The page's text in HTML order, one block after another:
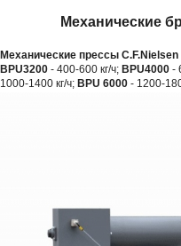
Механические
Механические прессы C.F.Nielsen
BPU3200 - 400-600 кг/ч; BPU4000 -
1000-1400 кг/ч; BPU 6000 - 1200-